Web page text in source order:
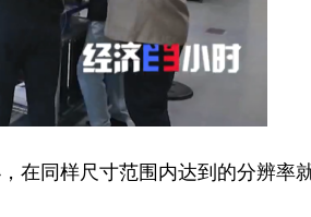
同样尺寸范围内达到的分辨率